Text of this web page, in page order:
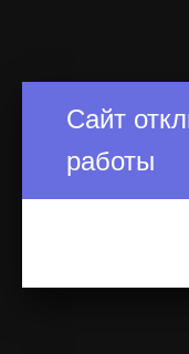
Сайт
работы